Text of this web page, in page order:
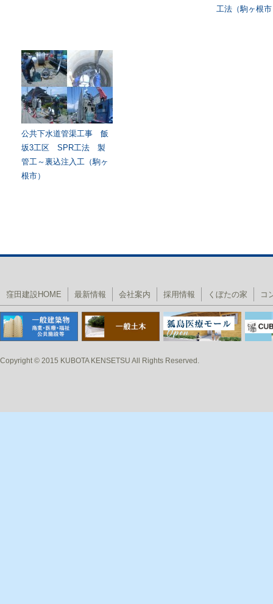
工法（駒ヶ根
公共下水道管渠工事 飯
坂3工区 SPR工法 製
管工～裏込注入工（駒ヶ
根市）
窪田建設HOME 最新情報 会社案内 採用情報 くぼたの家 コ
Copyright © 2015 KUBOTA KENSETSU All Rights Reserved.